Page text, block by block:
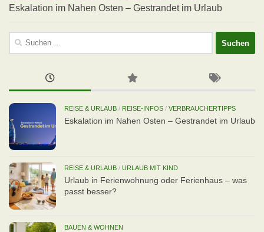
Eskalation im Nahen Osten – Gestrandet im Urlaub
Suchen
REISE & URLAUB / REISE-INFOS / VERBRAUCHERTIPPS
Eskalation im Nahen Osten – Gestrandet im Urlaub
REISE & URLAUB / URLAUB MIT KIND
Urlaub in Ferienwohnung oder Ferienhaus – was
passt besser?
BAUEN & WOHNEN